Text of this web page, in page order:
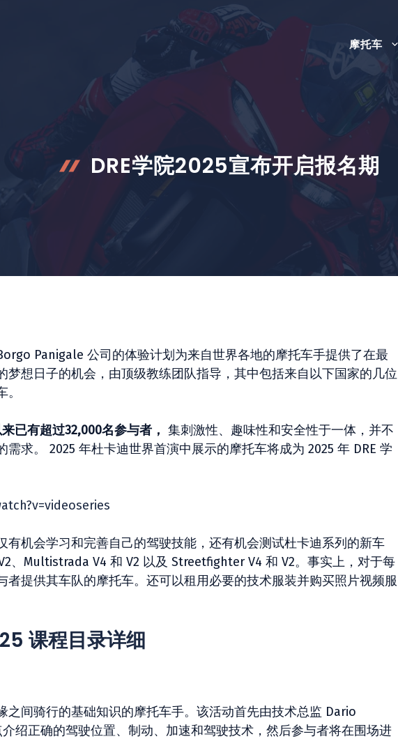
摩托车
DRE学院2025宣布开启报名期
Panigale 公司的体验计划为来自世界各地的摩托车手提供了在最
梦想日子的机会，由顶级教练团队指导，其中包括来自以下国家的几位
已有超过32,000名参与者， 集刺激性、趣味性和安全性于一体，并不
求。 2025 年杜卡迪世界首演中展示的摩托车将成为 2025 年 DRE 学
有机会学习和完善自己的驾驶技能，还有机会测试杜卡迪系列的新车
、Multistrada V4 和 V2 以及 Streetfighter V4 和 V2。事实上，对于每
者提供其车队的摩托车。还可以租用必要的技术服装并购买照片视频服
课程目录详细
之间骑行的基础知识的摩托车手。该活动首先由技术总监 Dario
绍正确的驾驶位置、制动、加速和驾驶技术，然后参与者将在围场进